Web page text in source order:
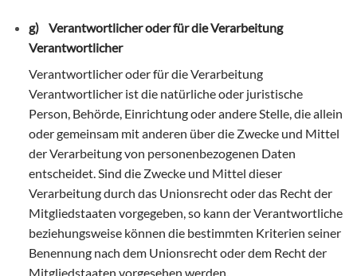
g) Verantwortlicher oder für die Verarbeitung
Verantwortlicher
Verantwortlicher oder für die Verarbeitung
Verantwortlicher ist die natürliche oder juristische
Person, Behörde, Einrichtung oder andere Stelle, die allein
oder gemeinsam mit anderen über die Zwecke und Mittel
der Verarbeitung von personenbezogenen Daten
entscheidet. Sind die Zwecke und Mittel dieser
Verarbeitung durch das Unionsrecht oder das Recht der
Mitgliedstaaten vorgegeben, so kann der Verantwortliche
beziehungsweise können die bestimmten Kriterien seiner
Benennung nach dem Unionsrecht oder dem Recht der
Mitgliedstaaten vorgesehen werden.